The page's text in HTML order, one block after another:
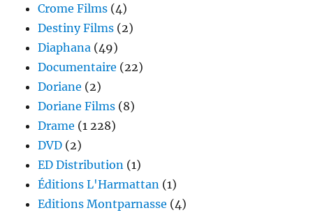
Crome Films (4)
Destiny Films (2)
Diaphana (49)
Documentaire (22)
Doriane (2)
Doriane Films (8)
Drame (1 228)
DVD (2)
ED Distribution (1)
Éditions L'Harmattan (1)
Editions Montparnasse (4)